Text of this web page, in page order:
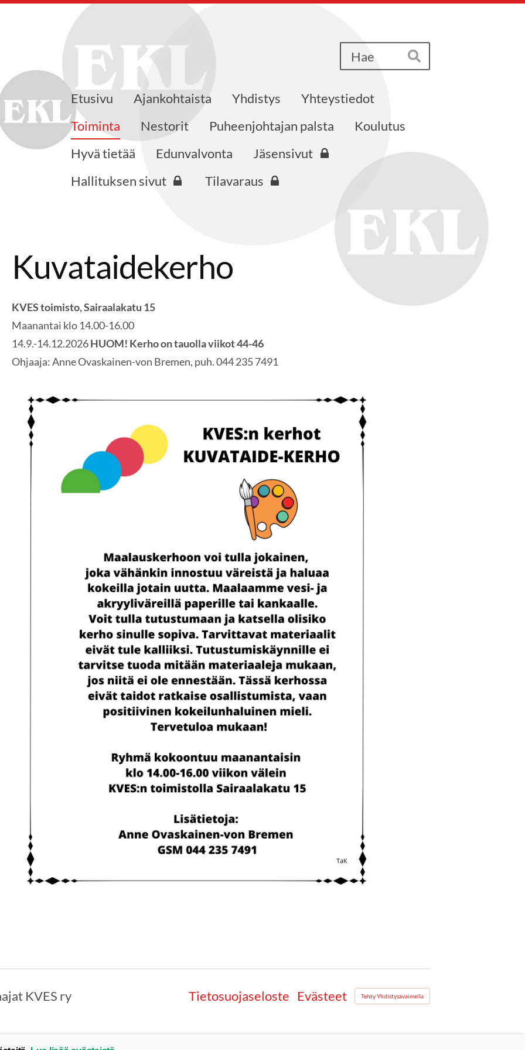
Hae
KVES ry
Etusivu Ajankohtaista Yhdistys
Yhteystiedot
Toiminta
Nestorit Puheenjohtajan palsta
Koulutus
Hyvä tietää
Edunvalvonta
Jäsensivut
Hallituksen sivut
Tilavaraus
Kuvataidekerho
KVES toimisto, Sairaalakatu 15
Maanantai klo 14.00-16.00
14.9.-14.12.2026HUOM! Kerho on tauolla viikot 44-46
Ohjaaja: Anne Ovaskainen-von Bremen, puh. 044 235 7491
KVES ry Tietosuojaseloste Evästeet Tehty Yhdistysavaimella